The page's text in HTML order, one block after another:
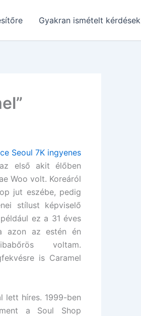
Gyakran ismételt kérdések
Seoul 7K ingyenes
első akit élőben
Woo volt. Koreáról
jut eszébe, pedig
stílust képviselő
ez a 31 éves
azon az estén én
voltam.
is Caramel
lett híres. 1999-ben
a Soul Shop